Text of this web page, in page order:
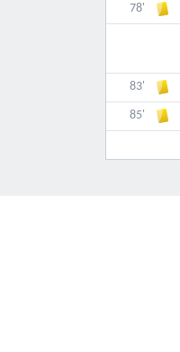
78'
83'
85'